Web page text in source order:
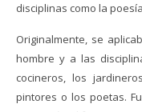
disciplinas como la
Originalmente, se
hombre y a las
cocineros, los
pintores o los poetas.